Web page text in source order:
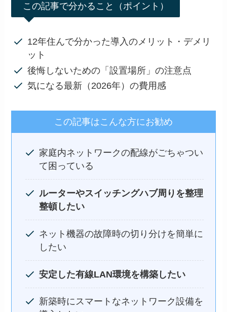
この記事で分かること（ポイント）
12年住んで分かった導入のメリット・デメリ
ット
後悔しないための「設置場所」の注意点
気になる最新（2026年）の費用感
この記事はこんな方にお勧め
家庭内ネットワークの配線がごちゃつい
て困っている
ルーターやスイッチングハブ周りを整理
整頓したい
ネット機器の故障時の切り分けを簡単に
したい
安定した有線LAN環境を構築したい
新築時にスマートなネットワーク設備を